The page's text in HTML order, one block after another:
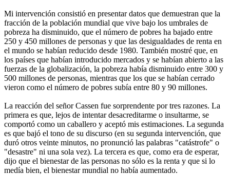
Mi intervención consistió en presentar datos que demuestran que la
fracción de la población mundial que vive bajo los umbrales de
pobreza ha disminuido, que el número de pobres ha bajado entre
250 y 450 millones de personas y que las desigualdades de renta en
el mundo se habían reducido desde 1980. También mostré que, en
los países que habían introducido mercados y se habían abierto a las
fuerzas de la globalización, la pobreza había disminuido entre 300 y
500 millones de personas, mientras que los que se habían cerrado
vieron como el número de pobres subía entre 80 y 90 millones.
La reacción del señor Cassen fue sorprendente por tres razones. La
primera es que, lejos de intentar desacreditarme o insultarme, se
comportó como un caballero y aceptó mis estimaciones. La segunda
es que bajó el tono de su discurso (en su segunda intervención, que
duró otros veinte minutos, no pronunció las palabras "catástrofe" o
"desastre" ni una sola vez). La tercera es que, como era de esperar,
dijo que el bienestar de las personas no sólo es la renta y que si lo
medía bien, el bienestar mundial no había aumentado.